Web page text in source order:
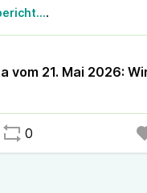
.
vom 21. Mai 2026:
0